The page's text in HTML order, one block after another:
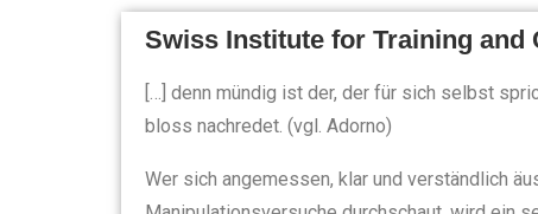
Swiss Institute for Training and
[…] denn mündig ist der, der für sich selbst
bloss nachredet. (vgl. Adorno)
Wer sich angemessen, klar und verständlich